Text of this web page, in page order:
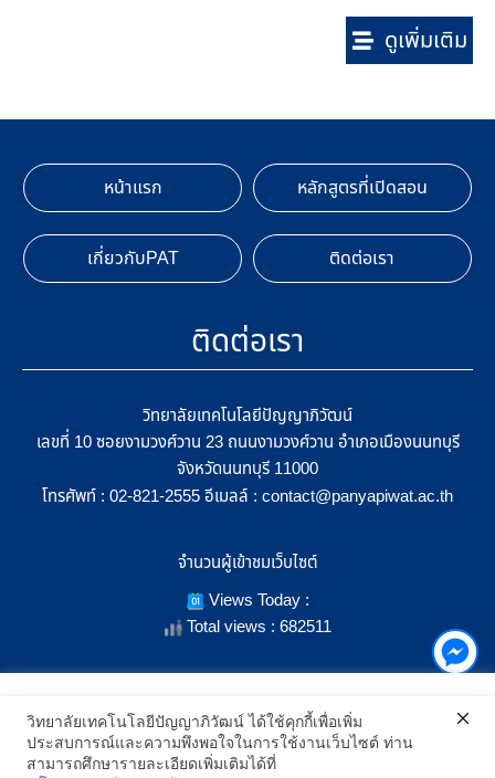
ดูเพิ่มเติม
หน้าแรก หลักสูตรที่เปิดสอน
เกี่ยวกับPAT ติดต่อเรา
ติดต่อเรา
วิทยาลัยเทคโนโลยีปัญญาภิวัฒน์
เลขที่ 10 ซอยงามวงศ์วาน 23 ถนนงามวงศ์วาน อำเภอเมืองนนทบุรี
จังหวัดนนทบุรี 11000
โทรศัพท์ : 02-821-2555 อีเมลล์ : contact@panyapiwat.ac.th
จำนวนผู้เข้าชมเว็บไซต์
Views Today :
Total views : 682511
SHOW LOCATION ON MAP
เราใช้คุกกี้เพื่อเพิ่มประสิทธิภาพ และประสบการณ์ที่ดีในการใช้งาน
เว็บไซต์ เมื่อคุณกดยอมรับเราจะสามารถเลือกแสดงสิ่งที่น่าสนใจสำหรับ
คุณได้โดยเฉพาะ และหากคุณต้องการเปลี่ยนการตั้งค่าของคุกกี้
สามารถเลือกตั้งค่าความยินยอมการใช้คุกกี้ได้ โดยคลิก "การตั้งค่า"
วิทยาลัยเทคโนโลยีปัญญาภิวัฒน์ ได้ใช้คุกกี้เพื่อเพิ่ม
ประสบการณ์และความพึงพอใจในการใช้งานเว็บไซต์ ท่าน
สามารถศึกษารายละเอียดเพิ่มเติมได้ที่